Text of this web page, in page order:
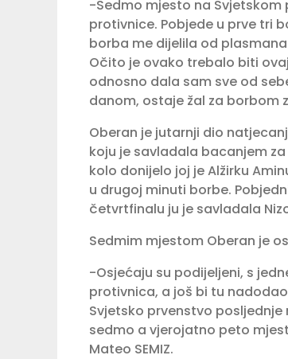
-Sedmo mjesto na Svjetskom
protivnice. Pobjede u prve tri
borba me dijelila od
Očito je ovako trebalo biti
odnosno dala sam sve od
danom, ostaje žal za borbom
Oberan je jutarnji dio
koju je savladala bacanjem
kolo donijelo joj je Alžirku
u drugoj minuti borbe.
četvrtfinalu ju je savladala
Sedmim mjestom Oberan je
-Osjećaju su podijeljeni, s
protivnica, a još bi tu
Svjetsko prvenstvo
sedmo a vjerojatno peto
Mateo SEMIZ.